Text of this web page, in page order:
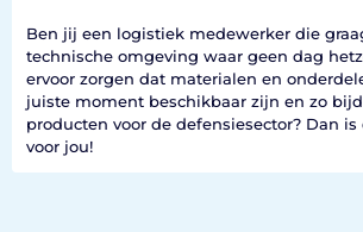
Ben jij een logistiek medewerker die
technische omgeving waar geen dag
ervoor zorgen dat materialen en
juiste moment beschikbaar zijn en zo
producten voor de defensiesector? Dan
voor jou!